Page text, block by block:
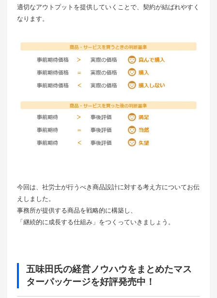
適切なアウトプットを提供していくことで、契約が結ばれやすく
なります。
今回は、社労士が行うべき商品設計に対する考え方についてお伝
えしました。
事務所が提供する商品を戦略的に構築し、
「継続的に成長する仕組み」をつくっていきましょう。
五味田氏の経営ノウハウをまとめたマス
ターパッケージを好評発売中！